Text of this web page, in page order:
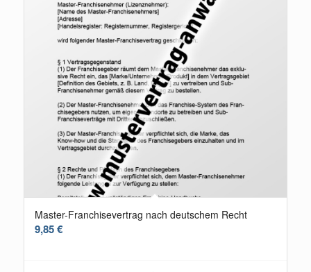
Master-Franchisevertrag nach deutschem Recht
9,85€